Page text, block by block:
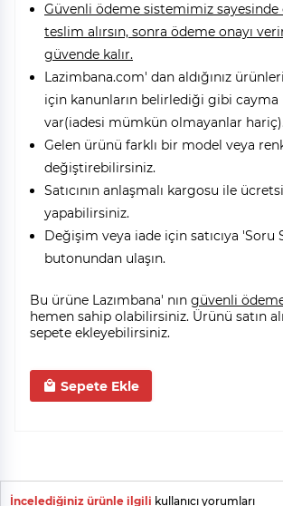
Güvenli ödeme sistemimiz sayesinde
teslim alırsın, sonra ödeme onayı
güvende kalır.
Lazimbana.com' dan aldığınız
için kanunların belirlediği gibi cayma
var(iadesi mümkün olmayanlar
Gelen ürünü farklı bir model veya
değiştirebilirsiniz.
Satıcının anlaşmalı kargosu ile
yapabilirsiniz.
Değişim veya iade için satıcıya 'Soru
butonundan ulaşın.
Bu ürüne Lazımbana' nın güvenli
hemen sahip olabilirsiniz. Ürünü satın
sepete ekleyebilirsiniz.
Sepete Ekle
İncelediğiniz ürünle ilgili kullanıcı yorumları